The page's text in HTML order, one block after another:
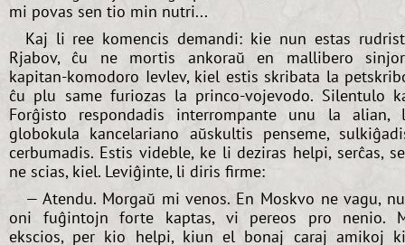
mi povas sen tio min nutri...
Kaj li ree komencis demandi: kie nun estas
Rjabov, ĉu ne mortis ankoraŭ en mallibero
kapitan-komodoro Ievlev, kiel estis skribata la
ĉu plu same furiozas la princo-vojevodo. Silentulo
Forĝisto respondadis interrompante unu la alian,
globokula kancelariano aŭskultis penseme,
cerbumadis. Estis videble, ke li deziras helpi, serĉas,
ne scias, kiel. Leviĝinte, li diris firme:
— Atendu. Morgaŭ mi venos. En Moskvo ne vagu,
oni fuĝintojn forte kaptas, vi pereos pro nenio.
ekscios, per kio helpi, kiun el bonaj caraj amikoj